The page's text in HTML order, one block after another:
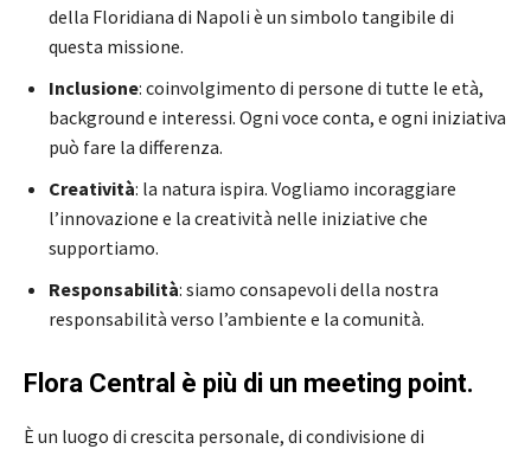
della Floridiana di Napoli è un simbolo tangibile di
questa missione.
Inclusione: coinvolgimento di persone di tutte le età,
background e interessi. Ogni voce conta, e ogni iniziativa
può fare la differenza.
Creatività: la natura ispira. Vogliamo incoraggiare
l’innovazione e la creatività nelle iniziative che
supportiamo.
Responsabilità: siamo consapevoli della nostra
responsabilità verso l’ambiente e la comunità.
Flora Central è più di un meeting point.
È un luogo di crescita personale, di condivisione di